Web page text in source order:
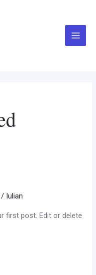
Menu
/ Iulian
first post. Edit or delete